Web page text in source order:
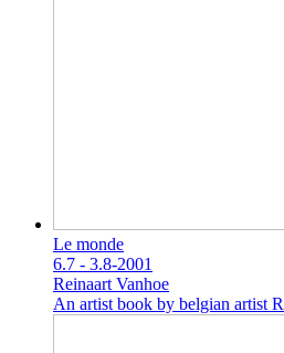
Le monde
6.7 - 3.8-2001
Reinaart Vanhoe
An artist book by belgian artist